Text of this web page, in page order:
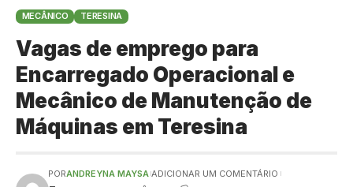
MECÂNICO TERESINA
Vagas de emprego para
Encarregado Operacional e
Mecânico de Manutenção de
Máquinas em Teresina
PORANDREYNA MAYSA ADICIONAR UM COMENTÁRIO